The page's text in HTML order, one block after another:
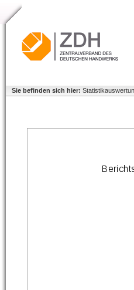
Sie befinden sich hier: